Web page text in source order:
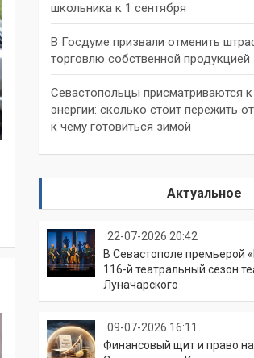
школьника к 1 сентября
В Госдуме призвали отменить
торговлю собственной продукцией
Севастопольцы присматриваются
энергии: сколько стоит пережить
к чему готовиться зимой
Актуальное
22-07-2026 20:42
В Севастополе премьерой
116-й театральный сезон
Луначарского
09-07-2026 16:11
Финансовый щит и право